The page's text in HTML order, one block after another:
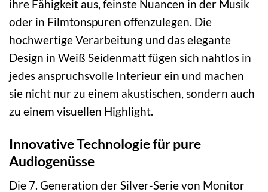
ihre Fähigkeit aus, feinste Nuancen in der Musik
oder in Filmtonspuren offenzulegen. Die
hochwertige Verarbeitung und das elegante
Design in Weiß Seidenmatt fügen sich nahtlos in
jedes anspruchsvolle Interieur ein und machen
sie nicht nur zu einem akustischen, sondern auch
zu einem visuellen Highlight.
Innovative Technologie für pure
Audiogenüsse
Die 7. Generation der Silver-Serie von Monitor